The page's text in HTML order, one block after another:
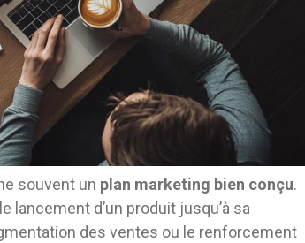
souvent un plan marketing bien conçu.
lancement d’un produit jusqu’à sa
des ventes ou le renforcement